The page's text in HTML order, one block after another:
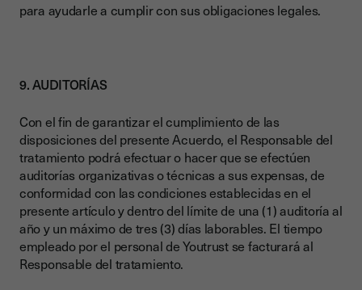
para ayudarle a cumplir con sus obligaciones legales.
9. AUDITORÍAS
Con el fin de garantizar el cumplimiento de las
disposiciones del presente Acuerdo, el Responsable del
tratamiento podrá efectuar o hacer que se efectúen
auditorías organizativas o técnicas a sus expensas, de
conformidad con las condiciones establecidas en el
presente artículo y dentro del límite de una (1) auditoría al
año y un máximo de tres (3) días laborables. El tiempo
empleado por el personal de Youtrust se facturará al
Responsable del tratamiento.